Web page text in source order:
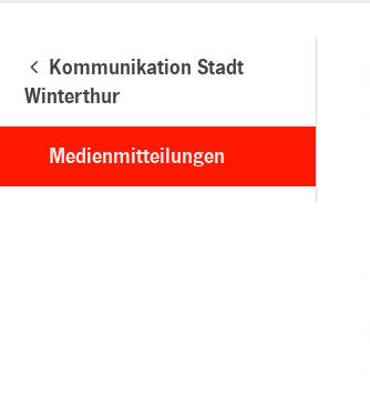
Kommunikation Stadt
Winterthur
Medienmitteilungen